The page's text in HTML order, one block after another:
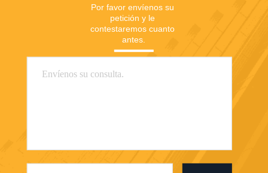
Por favor envíenos su
petición y le
contestaremos cuanto
antes.